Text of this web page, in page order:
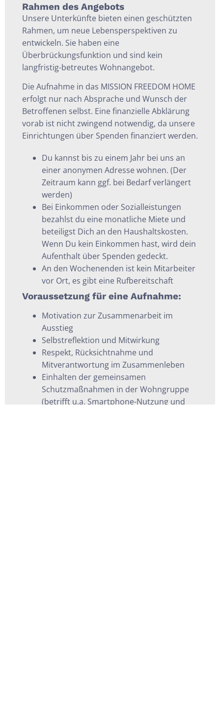
Rahmen des Angebots
Unsere Unterkünfte bieten einen geschützten
Rahmen, um neue Lebensperspektiven zu
entwickeln. Sie haben eine
Überbrückungsfunktion und sind kein
langfristig-betreutes Wohnangebot.
Die Aufnahme in das MISSION FREEDOM HOME
erfolgt nur nach Absprache und Wunsch der
Betroffenen selbst. Eine finanzielle Abklärung
vorab ist nicht zwingend notwendig, da unsere
Einrichtungen über Spenden finanziert werden.
Du kannst bis zu einem Jahr bei uns an
einer anonymen Adresse wohnen. (Der
Zeitraum kann ggf. bei Bedarf verlängert
werden)
Bei Einkommen oder Sozialleistungen
bezahlst du eine monatliche Miete und
beteiligst Dich an den Haushaltskosten.
Wenn Du kein Einkommen hast, wird dein
Aufenthalt über Spenden gedeckt.
An den Wochenenden ist kein Mitarbeiter
vor Ort, es gibt eine Rufbereitschaft
Voraussetzung für eine Aufnahme:
Motivation zur Zusammenarbeit im
Ausstieg
Selbstreflektion und Mitwirkung
Respekt, Rücksichtnahme und
Mitverantwortung im Zusammenleben
Einhalten der gemeinsamen
Schutzmaßnahmen in der Wohngruppe
(betrifft u.a. Smartphone-Nutzung und